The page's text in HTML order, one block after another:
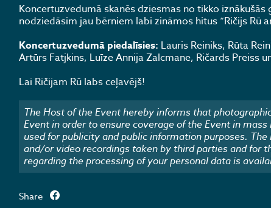
Koncertuzvedumā skanēs dziesmas no tikko
nodziedāsim jau bērniem labi zināmos hitus “Ričijs Rū
Koncertuzvedumā piedalīsies: Lauris Reiniks, Rūta
Artūrs Fatjkins, Luīze Annija Zalcmane, Ričards Preiss
Lai Ričijam Rū labs ceļavējš!
The Host of the Event hereby informs that
Event in order to ensure coverage of the Event in
used for publicity and public information purposes.
and/or video recordings taken by third parties and for
regarding the processing of your personal data is
Share